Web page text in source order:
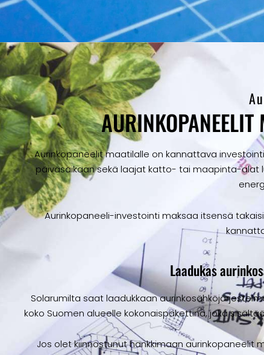
Aurinkopaneelit maatilalle on kannattava
päiväsaikaan sekä laajat katto- tai maapinta-alat
Aurinkopaneeli-investointi maksaa itsensä
Laadukas
Solarumilta saat laadukkaan
koko Suomen alueelle kokonaispakettina, joka
Jos olet kiinnostunut hankkimaan